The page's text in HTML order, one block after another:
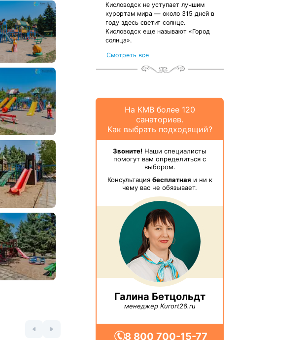
Кисловодск не уступает лучшим
курортам мира — около 315 дней в
году здесь светит солнце.
Кисловодск еще называют «Город
солнца».
Смотреть все
На КМВ более 120
санаториев.
Как выбрать подходящий?
Звоните! Наши специалисты
помогут вам определиться с
выбором.
Консультация бесплатная и ни к
чему вас не обязывает.
Галина Бетцольдт
менеджер Kurort26.ru
8 800 700-15-77
от местных жителей